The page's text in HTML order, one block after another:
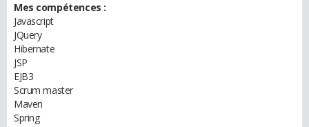
Mes compétences :
Javascript
JQuery
Hibernate
JSP
EJB3
Scrum master
Maven
Spring